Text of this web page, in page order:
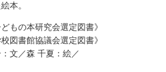
本。
どもの本研究会選定図書》
校図書館協議会選定図書》
文／森 千夏：絵／